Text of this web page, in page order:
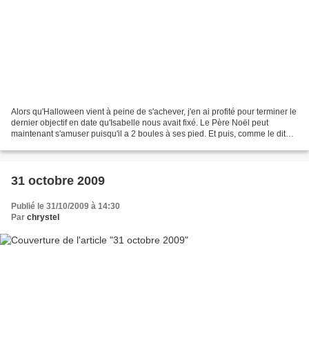
Alors qu'Halloween vient à peine de s'achever, j'en ai profité pour terminer le
dernier objectif en date qu'Isabelle nous avait fixé. Le Père Noël peut
maintenant s'amuser puisqu'il a 2 boules à ses pied. Et puis, comme le dit
31 octobre 2009
Publié le 31/10/2009 à 14:30
Par chrystel